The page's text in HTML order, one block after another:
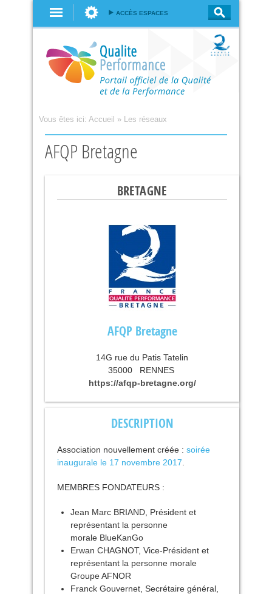
ACCÈS ESPACES
Vous êtes ici: Accueil » Les réseaux
AFQP Bretagne
BRETAGNE
AFQP Bretagne
14G rue du Patis Tatelin
35000
RENNES
https://afqp-bretagne.org/
DESCRIPTION
Association nouvellement créée : soirée
inaugurale le 17 novembre 2017
MEMBRES FONDATEURS :
Jean Marc BRIAND , Président et
représentant la personne
morale BlueKanGo
ErwanCHAGNOT, Vice-Président et
représentant la personne morale
GroupeAFNOR
Franck Gouvernet, Secrétaire général,